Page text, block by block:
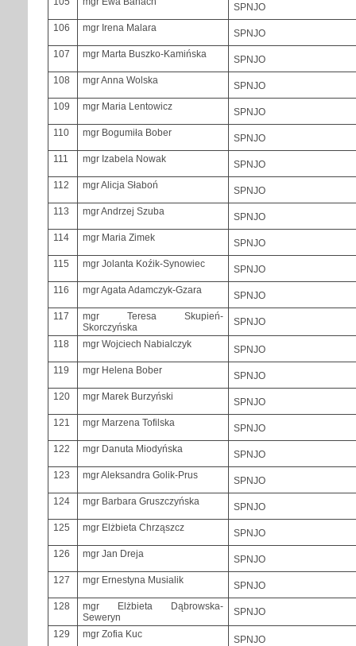
SPNJO
106
mgr Irena Malara
SPNJO
107
mgr Marta Buszko-Kamińska
SPNJO
108
mgr Anna Wolska
SPNJO
109
mgr Maria Lentowicz
SPNJO
110
mgr Bogumiła Bober
SPNJO
111
mgr Izabela Nowak
SPNJO
112
mgr Alicja Słaboń
SPNJO
113
mgr Andrzej Szuba
SPNJO
114
mgr Maria Zimek
SPNJO
115
mgr Jolanta Koźik-Synowiec
SPNJO
116
mgr Agata Adamczyk-Gzara
SPNJO
117
mgr Teresa Skupień-
Skorczyńska
SPNJO
118
mgr Wojciech Nabialczyk
SPNJO
119
mgr Helena Bober
SPNJO
120
mgr Marek Burzyński
SPNJO
121
mgr Marzena Tofilska
SPNJO
122
mgr Danuta Miodyńska
SPNJO
123
mgr Aleksandra Golik-Prus
SPNJO
124
mgr Barbara Gruszczyńska
SPNJO
125
mgr Elżbieta Chrząszcz
SPNJO
126
mgr Jan Dreja
SPNJO
127
mgr Ernestyna Musialik
SPNJO
128
mgr Elżbieta Dąbrowska-
Seweryn
SPNJO
129
mgr Zofia Kuc
SPNJO